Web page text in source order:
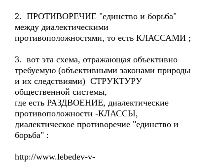
2. ПРОТИВОРЕЧИЕ "единство и борьба"
между диалектическими
противоположностями, то есть КЛАССАМИ ;
3. вот эта схема, отражающая объективно
требуемую (объективными законами природы
и их следствиями) СТРУКТУРУ
общественной системы,
где есть РАЗДВОЕНИЕ, диалектические
противоположности -КЛАССЫ,
диалектическое противоречие "единство и
борьба" :
http://www.lebedev-v-